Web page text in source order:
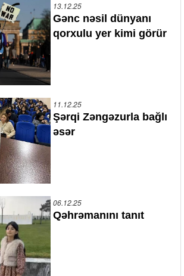
13.12.25
Gənc nəsil dünyanı
qorxulu yer kimi görür
11.12.25
Şərqi Zəngəzurla bağlı
əsər
06.12.25
Qəhrəmanını tanıt